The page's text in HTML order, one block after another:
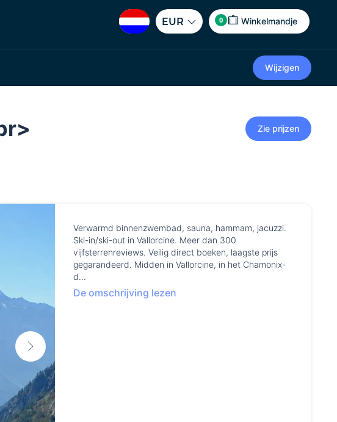
EUR 0 Winkelmandje
Wijzigen
Zie prijzen
Verwarmd binnenzwembad, sauna, hammam, jacuzzi.
Ski-in/ski-out in Vallorcine. Meer dan 300
vijfsterrenreviews. Veilig direct boeken, laagste prijs
gegarandeerd. Midden in Vallorcine, in het Chamonix-
d...
De omschrijving lezen